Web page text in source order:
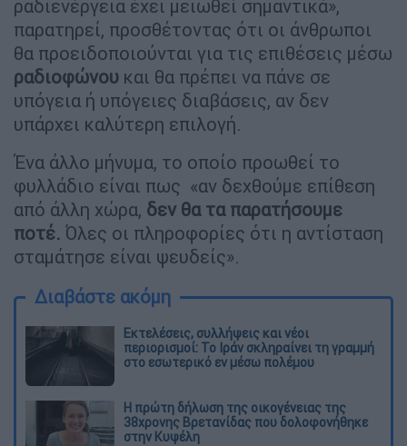
ραδιενέργεια έχει μειωθεί σημαντικά»,
παρατηρεί, προσθέτοντας ότι οι άνθρωποι
θα προειδοποιούνται για τις επιθέσεις μέσω
ραδιοφώνου και θα πρέπει να πάνε σε
υπόγεια ή υπόγειες διαβάσεις, αν δεν
υπάρχει καλύτερη επιλογή.
Ένα άλλο μήνυμα, το οποίο προωθεί το
φυλλάδιο είναι πως «αν δεχθούμε επίθεση
από άλλη χώρα, δεν θα τα παρατήσουμε
ποτέ. Όλες οι πληροφορίες ότι η αντίσταση
σταμάτησε είναι ψευδείς».
Διαβάστε ακόμη
Εκτελέσεις, συλλήψεις και νέοι
περιορισμοί: Το Ιράν σκληραίνει τη γραμμή
στο εσωτερικό εν μέσω πολέμου
Η πρώτη δήλωση της οικογένειας της
38χρονης Βρετανίδας που δολοφονήθηκε
στην Κυψέλη